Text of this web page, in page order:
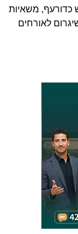
כדורעף, משאיות
לאורחים